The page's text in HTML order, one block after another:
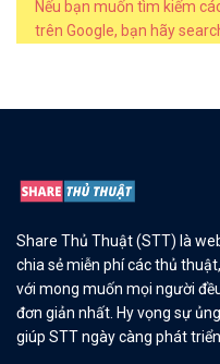
Nếu bạn muốn tìm kiếm
trên Google, bạn hãy
Share Thủ Thuật (STT) là
chia sẻ miễn phí các thủ
với mong muốn mọi người
đơn giản nhất. Hy vọng sự
giúp STT ngày càng phát